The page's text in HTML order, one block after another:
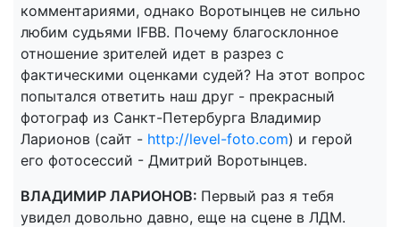
комментариями, однако Воротынцев не сильно
любим судьями IFBB. Почему благосклонное
отношение зрителей идет в разрез с
фактическими оценками судей? На этот вопрос
попытался ответить наш друг - прекрасный
фотограф из Санкт-Петербурга Владимир
Ларионов (сайт - http://level-foto.com) и герой
его фотосессий - Дмитрий Воротынцев.
ВЛАДИМИР ЛАРИОНОВ: Первый раз я тебя
увидел довольно давно, еще на сцене в ЛДМ.